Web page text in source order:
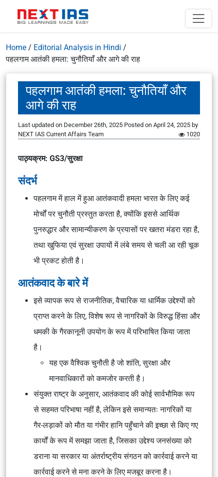
Home / Editorial Analysis in Hindi /
पहलगाम आतंकी हमला: चुनौतियाँ और आगे की राह
पहलगाम आतंकी हमला: चुनौतियाँ और
आगे की राह
Last updated on December 26th, 2025 Posted on April 24, 2025 by
NEXT IAS Current Affairs Team
1020
पाठ्यक्रम: GS3/सुरक्षा
संदर्भ
पहलगाम में हाल में हुआ आतंकवादी हमला भारत के लिए कई
मोर्चों पर चुनौती प्रस्तुत करता है, क्योंकि इससे आर्थिक
पुनरुद्धार और सामान्यीकरण के प्रयासों पर खतरा मंडरा रहा है,
तथा खुफिया एवं सुरक्षा उपायों में लंबे समय से चली आ रही चूक
भी प्रकट होती है।
आतंकवाद के बारे में
इसे व्यापक रूप से राजनीतिक, वैचारिक या धार्मिक उद्देश्यों को
प्राप्त करने के लिए, विशेष रूप से नागरिकों के विरुद्ध हिंसा और
धमकी के गैरकानूनी उपयोग के रूप में परिभाषित किया जाता
है।
यह एक वैश्विक चुनौती है जो शांति, सुरक्षा और
मानवाधिकारों को कमजोर करती है।
संयुक्त राष्ट्र के अनुसार, आतंकवाद की कोई सार्वभौमिक रूप
से सहमत परिभाषा नहीं है, लेकिन इसे समान्यतः नागरिकों या
गैर-लड़ाकों को मौत या गंभीर हानि पहुँचाने की इच्छा से किए गए
कार्यों के रूप में समझा जाता है, जिसका उद्देश्य जनसंख्या को
डराना या सरकार या अंतर्राष्ट्रीय संगठन को कार्रवाई करने या
कार्रवाई करने से मना करने के लिए मजबूर करना है।